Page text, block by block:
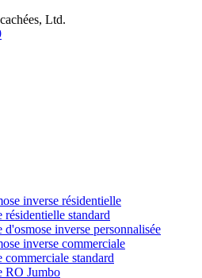
Ltd.
inverse résidentielle
résidentielle standard
d'osmose inverse personnalisée
inverse commerciale
commerciale standard
RO Jumbo